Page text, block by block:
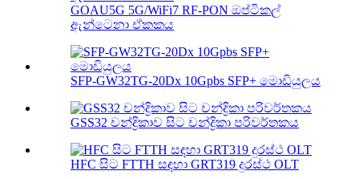
GOAU5G 5G/WiFi7 RF-PON ඔප්ටිකල්
ඇන්ටෙනා ඒකකය
SFP-GW32TG-20Dx 10Gpbs SFP+ මොඩියුලය
GSS32 චන්ද්‍රිකාව සිට චන්ද්‍රිකා පරිවර්තකය
HFC සිට FTTH සඳහා GRT319 දුරස්ථ OLT